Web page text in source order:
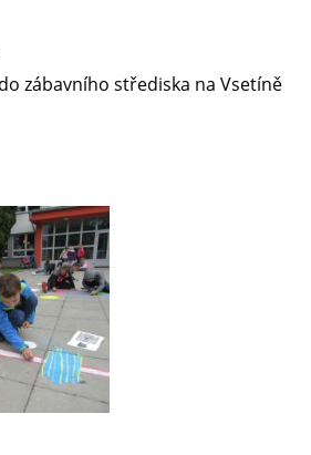
zábavního střediska na Vsetíně